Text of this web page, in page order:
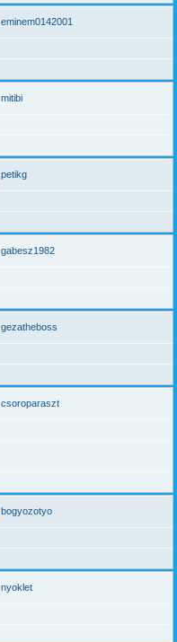
eminem0142001
mitibi
petikg
gabesz1982
gezatheboss
csoroparaszt
bogyozotyo
nyoklet